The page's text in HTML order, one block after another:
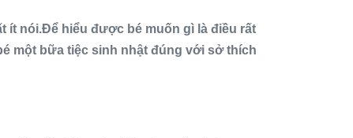
ít nói.Để hiểu được bé muốn gì là điều rất
một bữa tiệc sinh nhật đúng với sở thích